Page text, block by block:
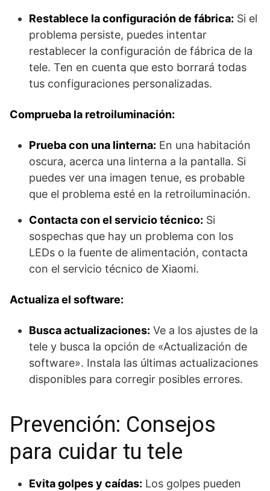
Restablece la configuración de fábrica: Si el
problema persiste, puedes intentar
restablecer la configuración de fábrica de la
tele. Ten en cuenta que esto borrará todas
tus configuraciones personalizadas.
Comprueba la retroiluminación:
Prueba con una linterna: En una habitación
oscura, acerca una linterna a la pantalla. Si
puedes ver una imagen tenue, es probable
que el problema esté en la retroiluminación.
Contacta con el servicio técnico: Si
sospechas que hay un problema con los
LEDs o la fuente de alimentación, contacta
con el servicio técnico de Xiaomi.
Actualiza el software:
Busca actualizaciones: Ve a los ajustes de la
tele y busca la opción de «Actualización de
software». Instala las últimas actualizaciones
disponibles para corregir posibles errores.
Prevención: Consejos
para cuidar tu tele
Evita golpes y caídas: Los golpes pueden